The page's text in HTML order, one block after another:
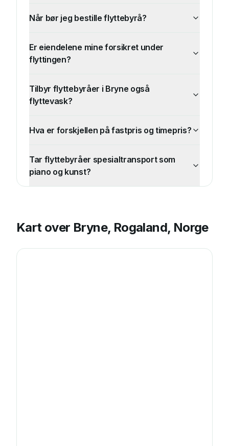
Når bør jeg bestille flyttebyrå?
Er eiendelene mine forsikret under
flyttingen?
Tilbyr flyttebyråer i Bryne også
flyttevask?
Hva er forskjellen på fastpris og timepris?
Tar flyttebyråer spesialtransport som
piano og kunst?
Kart over Bryne, Rogaland, Norge